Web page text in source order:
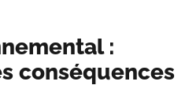
:
conséquences